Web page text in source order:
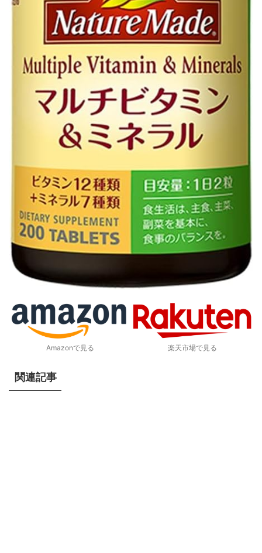
Amazonで見る 楽天市場で見る
関連記事